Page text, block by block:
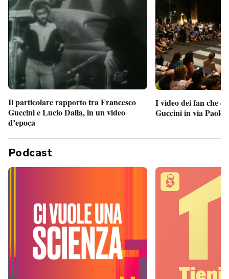
Il particolare rapporto tra Francesco
Guccini e Lucio Dalla, in un video
d’epoca
I video dei fan che
Guccini in via Paolo
Podcast